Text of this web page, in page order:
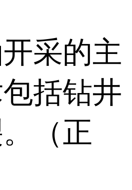
采的主
括钻井
（正